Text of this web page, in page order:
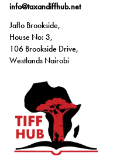
info@taxandiffhub.net
Jaflo Brookside,
House No: 3,
106 Brookside Drive,
Westlands Nairobi